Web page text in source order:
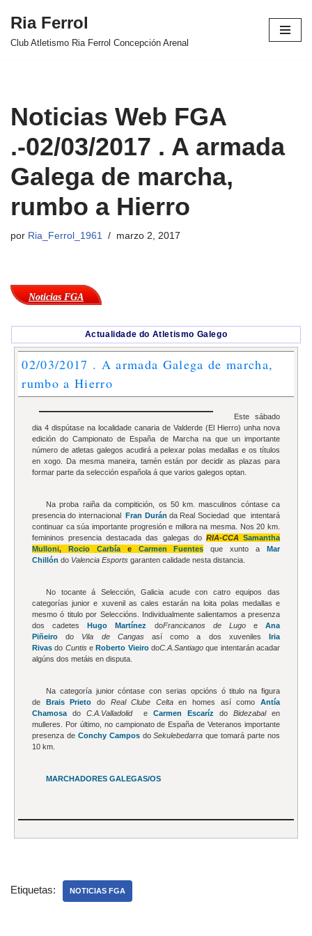
Saltar
Ria Ferrol
Club Atletismo Ria Ferrol Concepción Arenal
Noticias Web FGA
.-02/03/2017 . A armada
Galega de marcha,
rumbo a Hierro
por Ria_Ferrol_1961 marzo 2, 2017
Noticias FGA
Actualidade do Atletismo Galego
02/03/2017 . A armada Galega de marcha,
rumbo a Hierro
Este sábado
dia 4 dispútase na localidade canaria de Valderde (El Hierro) unha nova
edición do Campionato de España de Marcha na que un importante
número de atletas galegos acudirá a pelexar polas medallas e os títulos
en xogo. Da mesma maneira, tamén están por decidir as plazas para
formar parte da selección española á que varios galegos optan.
Na proba raiña da compitición, os 50 km. masculinos cóntase ca
presencia do internacional Fran Duránda Real Sociedad que intentará
continuar ca súa importante progresión e millora na mesma. Nos 20 km.
femininos presencia destacada das galegas do RIA-CCASamantha
Mulloni, Rocio Carbíae Carmen Fuentes que xunto aMar
Chillón do Valencia Esports garanten calidade nesta distancia.
No tocante á Selección, Galicia acude con catro equipos das
categorías junior e xuvenil as cales estarán na loita polas medallas e
mesmo ó titulo por Seleccións. Individualmente salientamos a presenza
dos cadetesHugo Martínez doFrancicanos de Lugoe
Ana
Piñeiro do Vila de Cangasasí como a dos xuvenilesIria
Rivas do CuntiseRoberto VieirodoC.A.Santiago que intentarán acadar
algúns dos metáis en disputa.
Na categoría junior cóntase con serias opcións ó titulo na figura
de Brais Prieto do Real Clube Celtaen homes así como
Antía
Chamosa
do C.A.Valladolid e Carmen Escaríz do Bidezabalen
mulleres. Por último, no campionato de España de Veteranos importante
presenza de Conchy CamposdoSekulebedarraque tomará parte nos
10 km.
MARCHADORES GALEGAS/OS
Etiquetas: NOTICIAS FGA